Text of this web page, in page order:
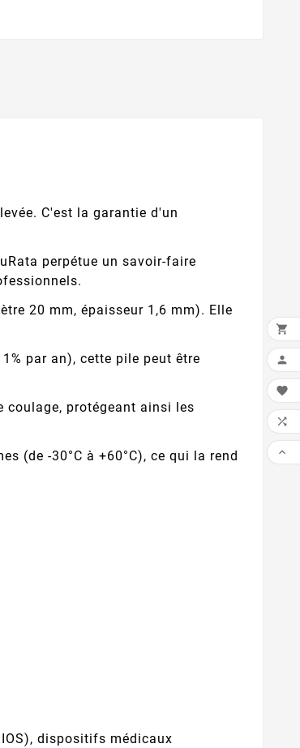
C'est la garantie d'un
perpétue un savoir-faire
20 mm, épaisseur 1,6 mm). Elle
par an), cette pile peut être
coulage, protégeant ainsi les
(de -30°C à +60°C), ce qui la rend
dispositifs médicaux




